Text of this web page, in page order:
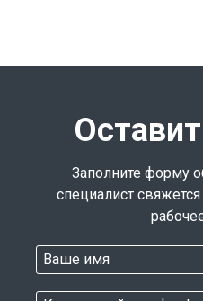
Заполните форму
специалист